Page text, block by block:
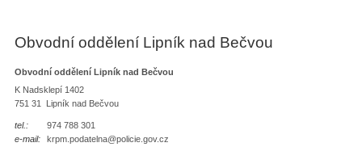
Obvodní oddělení Lipník nad Bečvou
Obvodní oddělení Lipník nad Bečvou
K Nadsklepí 1402
751 31 Lipník nad Bečvou
tel.:
974 788 301
e-mail:
krpm.podatelna@policie.gov.cz